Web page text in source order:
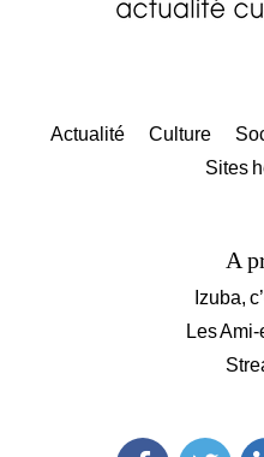
Actualité Culture
Sites
A
Izuba,
Les Ami-